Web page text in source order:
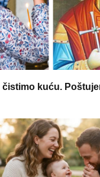
čistimo kuću.